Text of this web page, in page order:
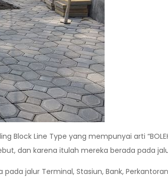
Line Type yang mempunyai arti
dan karena itulah mereka berada pada
jalur Terminal, Stasiun, Bank,